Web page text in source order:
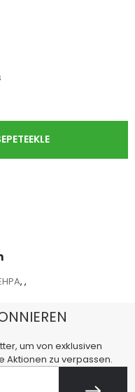
, ,
um von exklusiven
Aktionen zu verpassen.